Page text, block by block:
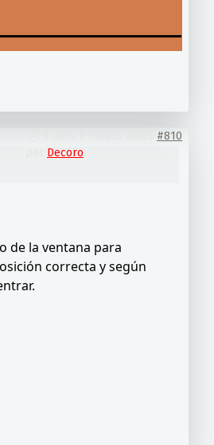
#810
Decoro
de la ventana para
correcta y según